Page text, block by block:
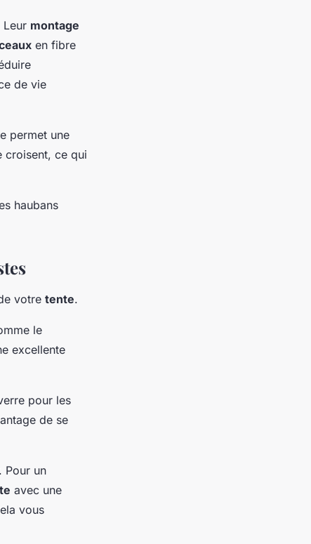
Leur montage
en fibre
de vie
permet une
croisent, ce qui
haubans
votre tente.
le
excellente
pour les
de se
Pour un
avec une
vous